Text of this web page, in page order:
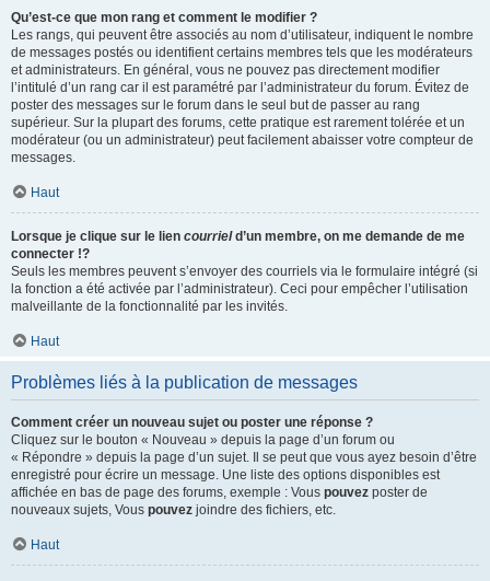
Qu’est-ce que mon rang et comment le modifier ?
Les rangs, qui peuvent être associés au nom d’utilisateur, indiquent le nombre
de messages postés ou identifient certains membres tels que les modérateurs
et administrateurs. En général, vous ne pouvez pas directement modifier
l’intitulé d’un rang car il est paramétré par l’administrateur du forum. Évitez de
poster des messages sur le forum dans le seul but de passer au rang
supérieur. Sur la plupart des forums, cette pratique est rarement tolérée et un
modérateur (ou un administrateur) peut facilement abaisser votre compteur de
messages.
Haut
Lorsque je clique sur le lien courrield’un membre, on me demande de me
connecter !?
Seuls les membres peuvent s’envoyer des courriels via le formulaire intégré (si
la fonction a été activée par l’administrateur). Ceci pour empêcher l’utilisation
malveillante de la fonctionnalité par les invités.
Haut
Problèmes liés à la publication de messages
Comment créer un nouveau sujet ou poster une réponse ?
Cliquez sur le bouton « Nouveau » depuis la page d’un forum ou
« Répondre » depuis la page d’un sujet. Il se peut que vous ayez besoin d’être
enregistré pour écrire un message. Une liste des options disponibles est
affichée en bas de page des forums, exemple : Vous pouvez poster de
nouveaux sujets, Vous pouvez joindre des fichiers, etc.
Haut